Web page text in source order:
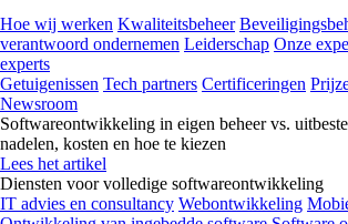
Hoe wij werken Kwaliteitsbeheer
verantwoord ondernemen Leiderschap Onze
experts
Getuigenissen Tech partners Certificeringen
Newsroom
Softwareontwikkeling in eigen beheer vs.
nadelen, kosten en hoe te kiezen
Lees het artikel
Diensten voor volledige softwareontwikkeling
IT advies en consultancy Webontwikkeling